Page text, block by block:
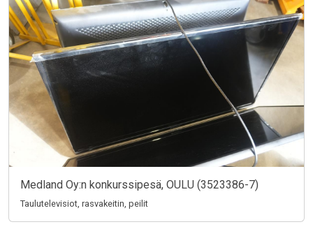
Medland Oy:n konkurssipesä, OULU (3523386-7)
Taulutelevisiot, rasvakeitin, peilit